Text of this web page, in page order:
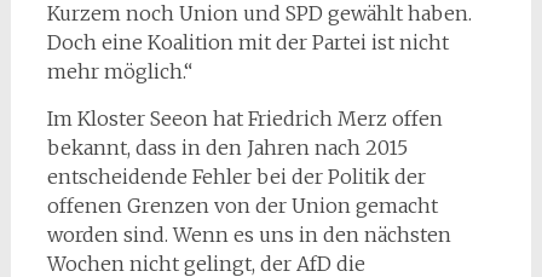
Kurzem noch Union und SPD gewählt haben.
Doch eine Koalition mit der Partei ist nicht
mehr möglich.“
Im Kloster Seeon hat Friedrich Merz offen
bekannt, dass in den Jahren nach 2015
entscheidende Fehler bei der Politik der
offenen Grenzen von der Union gemacht
worden sind. Wenn es uns in den nächsten
Wochen nicht gelingt, der AfD die